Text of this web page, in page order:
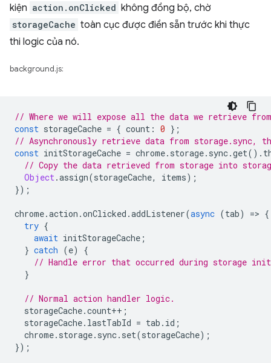
kiện action.onClicked không đồng bộ, chờ
storageCache toàn cục được điền sẵn trước khi thực
thi logic của nó.
background.js:
// Where we will expose all the data we retrieve
const storageCache = { count : 0 };
// Asynchronously retrieve data from storage.sync,
const initStorageCache = chrome. storage. sync.get().
// Copy the data retrieved from storage into
Object.assign(storageCache, items);
});
chrome.action .onClicked .addListener(async (tab) => {
try {
await initStorageCache ;
} catch (e)
{
// Handle error that occurred during storage
}
// Normal action handler logic.
storageCache.count++ ;
storageCache. lastTabId = tab . id ;
chrome. storage. sync. set(storageCache);
});